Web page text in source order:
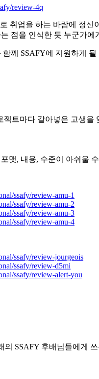
review-4q
취업을 하는 바람에 정
점을 인식한 듯 누군가
께 SSAFY에 지원하게
젝트마다 갈아넣은 고생
맷, 내용, 수준이 아쉬울
ssafy/review-amu-1
ssafy/review-amu-2
ssafy/review-amu-3
ssafy/review-amu-4
ssafy/review-jourgeois
ssafy/review-d5mi
ssafy/review-alert-you
의 SSAFY 후배님들에게